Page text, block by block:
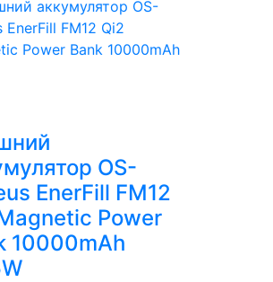
OS-
EnerFill FM12
Power
10000mAh